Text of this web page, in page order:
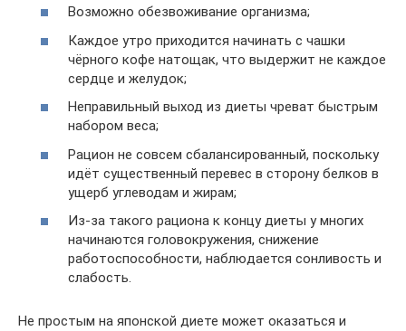
Возможно обезвоживание организма;
Каждое утро приходится начинать с чашки
чёрного кофе натощак, что выдержит не каждое
сердце и желудок;
Неправильный выход из диеты чреват быстрым
набором веса;
Рацион не совсем сбалансированный, поскольку
идёт существенный перевес в сторону белков в
ущерб углеводам и жирам;
Из-за такого рациона к концу диеты у многих
начинаются головокружения, снижение
работоспособности, наблюдается сонливость и
слабость.
Не простым на японской диете может оказаться и